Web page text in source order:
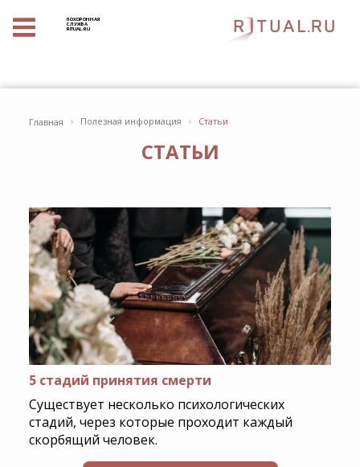
ПОХОРОННАЯ
СЛУЖБА
RITUAL.RU
Главная › Полезная информация › Статьи
СТАТЬИ
5 стадий принятия смерти
Существует несколько психологических
стадий, через которые проходит каждый
скорбящий человек.